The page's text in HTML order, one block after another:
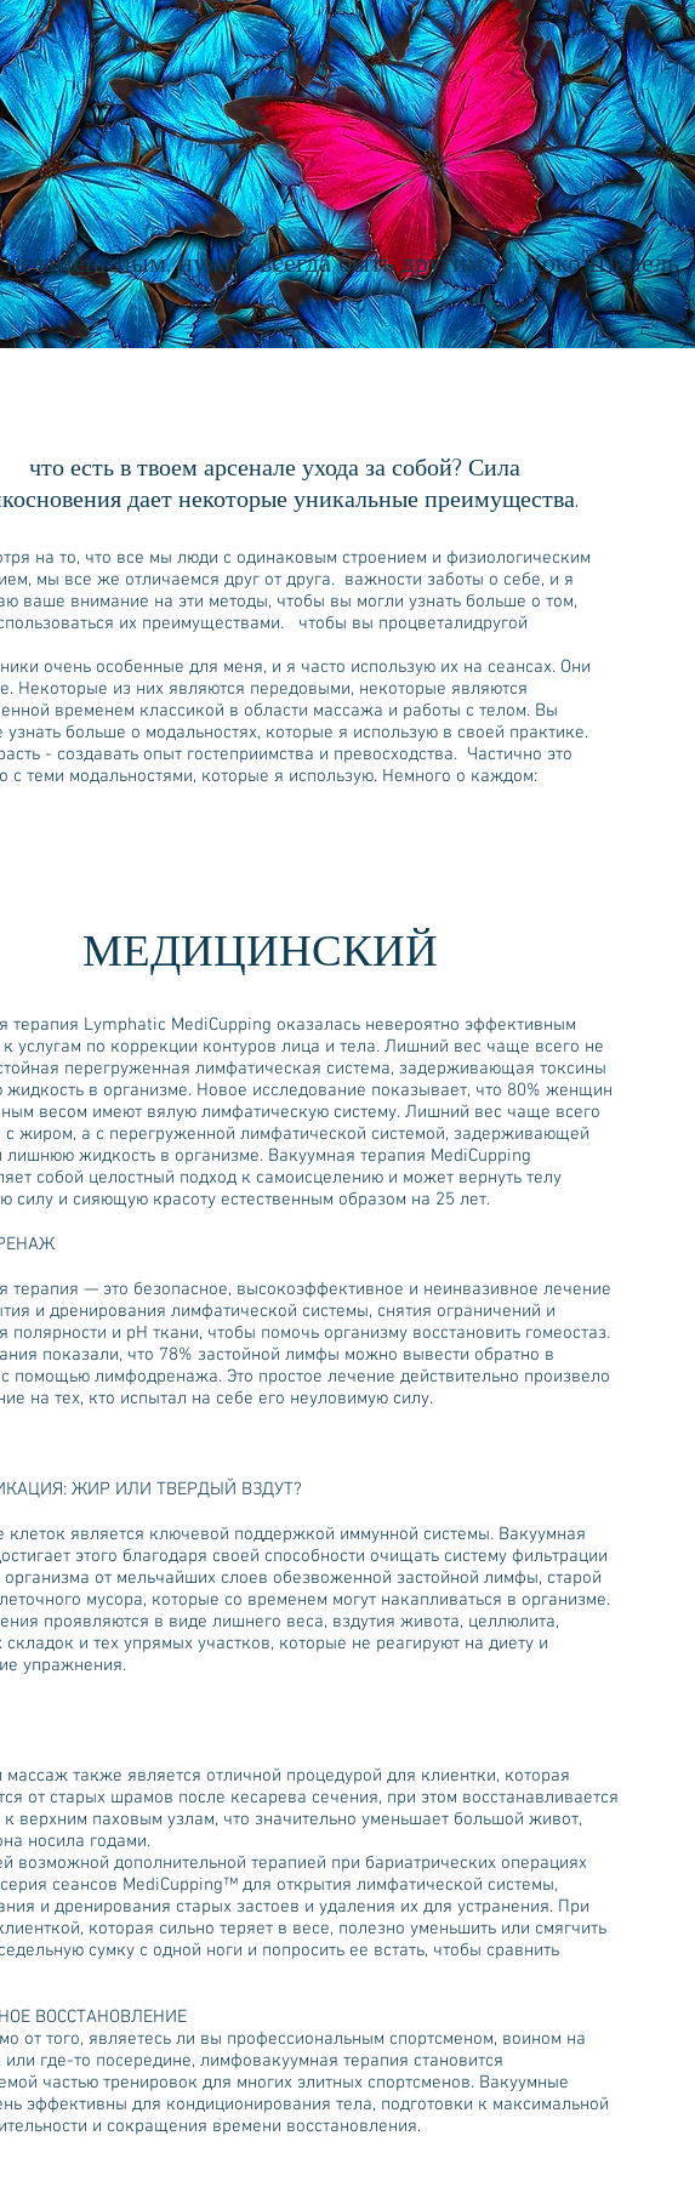
нужно всегда быть другим». - Коко Шанель...
что есть в твоем арсенале ухода за собой? Сила
дает некоторые уникальные преимущества.
на то, что все мы люди с одинаковым строением и физиологическим
мы все же отличаемся друг от друга. важности заботы о себе, и я
ваше внимание на эти методы, чтобы вы могли узнать больше о том,
их преимуществами. чтобы вы процветалидругой
очень особенные для меня, и я часто использую их на сеансах. Они
Некоторые из них являются передовыми, некоторые являются
временем классикой в области массажа и работы с телом. Вы
больше о модальностях, которые я использую в своей практике.
- создавать опыт гостеприимства и превосходства. Частично это
с теми модальностями, которые я использую. Немного о каждом:
МЕДИЦИНСКИЙ
терапия Lymphatic MediCupping оказалась невероятно эффективным
услугам по коррекции контуров лица и тела. Лишний вес чаще всего не
перегруженная лимфатическая система, задерживающая токсины
в организме. Новое исследование показывает, что 80% женщин
весом имеют вялую лимфатическую систему. Лишний вес чаще всего
с жиром, а с перегруженной лимфатической системой, задерживающей
лишнюю жидкость в организме. Вакуумная терапия MediCupping
собой целостный подход к самоисцелению и может вернуть телу
силу и сияющую красоту естественным образом на 25 лет.
терапия — это безопасное, высокоэффективное и неинвазивное лечение
и дренирования лимфатической системы, снятия ограничений и
полярности и рН ткани, чтобы помочь организму восстановить гомеостаз.
показали, что 78% застойной лимфы можно вывести обратно в
помощью лимфодренажа. Это простое лечение действительно произвело
на тех, кто испытал на себе его неуловимую силу.
ЖИР ИЛИ ТВЕРДЫЙ ВЗДУТ?
является ключевой поддержкой иммунной системы. Вакуумная
этого благодаря своей способности очищать систему фильтрации
организма от мельчайших слоев обезвоженной застойной лимфы, старой
мусора, которые со временем могут накапливаться в организме.
проявляются в виде лишнего веса, вздутия живота, целлюлита,
и тех упрямых участков, которые не реагируют на диету и
упражнения.
также является отличной процедурой для клиентки, которая
от старых шрамов после кесарева сечения, при этом восстанавливается
верхним паховым узлам, что значительно уменьшает большой живот,
носила годами.
возможной дополнительной терапией при бариатрических операциях
сеансов MediCupping™ для открытия лимфатической системы,
и дренирования старых застоев и удаления их для устранения. При
которая сильно теряет в весе, полезно уменьшить или смягчить
сумку с одной ноги и попросить ее встать, чтобы сравнить
ВОССТАНОВЛЕНИЕ
от того, являетесь ли вы профессиональным спортсменом, воином на
где-то посередине, лимфовакуумная терапия становится
частью тренировок для многих элитных спортсменов. Вакуумные
эффективны для кондиционирования тела, подготовки к максимальной
и сокращения времени восстановления.